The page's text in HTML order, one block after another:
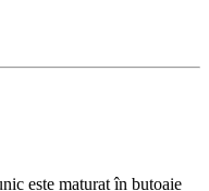
este maturat în butoaie